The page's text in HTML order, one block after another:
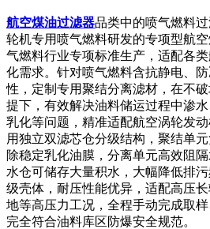
航空煤油过滤器品类中的喷气燃料
轮机专用喷气燃料研发的专项型航
气燃料行业专项标准生产，适配各
化需求。针对喷气燃料含抗静电、
性，定制专用聚结分离滤材，在不
提下，有效解决油料储运过程中渗
乳化等问题，精准适配航空涡轮发
用独立双滤芯仓分级结构，聚结单
除稳定乳化油膜，分离单元高效阻
水仓可储存大量积水，大幅降低排
级壳体，耐压性能优异，适配高压
地等高压力工况，全程手动完成取
完全符合油料库区防爆安全规范。